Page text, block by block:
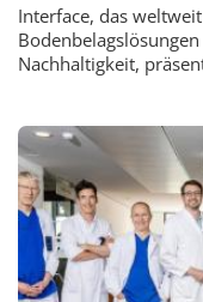
Interface, das
Nachhaltigkeit,